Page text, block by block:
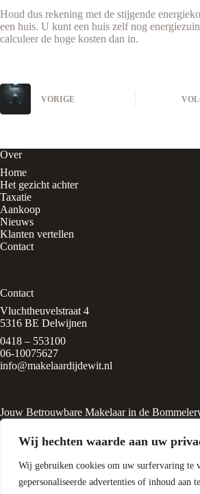
Wij hechten waarde aan uw
Wij gebruiken cookies om uw surfervaring te
gepersonaliseerde advertenties of inhoud aan
Houd dus rekening met de stijgende
een huis. U kunt een huis zelf nog
calculeer de hoge kosten dan in.
VORIGE
Over
Home
Het gezicht achter
Taxatie
Aankoop
Nieuws
Klanten vertellen
Contact
Contact
Vluchtheuvelstraat 4
5316 BE Delwijnen
0418 – 553100
06-10075627
info@makelaardijdewit.nl
Jouw Betrouwbare Makelaar in de
rustige, groene dorp
geleid door Liesbeth de Wit, een
ervaren makelaar met een passie voor huizen